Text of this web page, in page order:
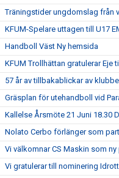
Träningstider ungdomslag från
KFUM-Spelare uttagen till U17
Handboll Väst Ny hemsida
KFUM Trollhättan gratulerar Eje
57 år av tillbakablickar av
Gräsplan för utehandboll vid
Kallelse Årsmöte 21 Juni 18.30
Nolato Cerbo förlänger som
Vi välkomnar CS Maskin som ny
Vi gratulerar till nominering